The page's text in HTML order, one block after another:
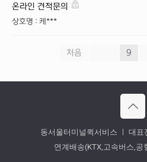
온라인 견적문의
상호명 : 케***
처음 9
동서울터미널퀵서비스 ㅣ 대표
연계배송(KTX,고속버스,공